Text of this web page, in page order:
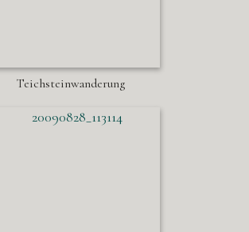
Teichsteinwanderung